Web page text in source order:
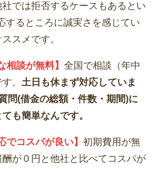
では拒否するケースもあるとい
するところに誠実さを感じてい
スメです。
相談が無料】 全国で相談（年中
。 土日も休まず対応していま
問(借金の総額・件数・期間)に
も簡単なんです。
でコスパが良い】 初期費用が無
が０円と他社と比べてコスパが